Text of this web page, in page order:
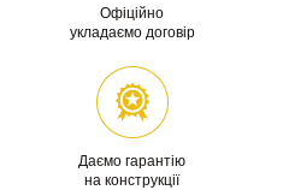
Офіційно
укладаємо договір
Даємо гарантію
на конструкції